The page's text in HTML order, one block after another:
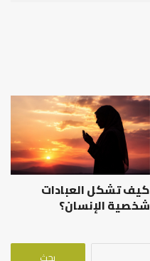
كيف تشكل العبادات
شخصية الإنسان؟
البحث